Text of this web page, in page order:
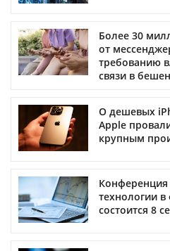
Более 30
от
требованию
связи в
О дешевых
Apple
крупным
технологии
состоится 8